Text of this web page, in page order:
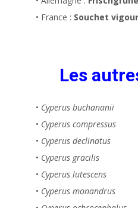
• France : Souchet
Les
• Cyperus buchananii
• Cyperus compressus
• Cyperus declinatus
• Cyperus gracilis
• Cyperus lutescens
• Cyperus monandrus